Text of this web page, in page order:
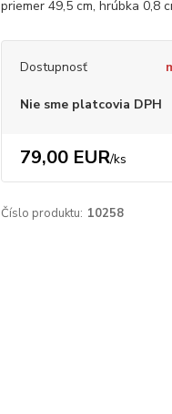
priemer 49,5 cm, hrúbka 0,8
Dostupnosť
Nie sme platcovia DPH
79,00 EUR/ks
Číslo produktu: 10258